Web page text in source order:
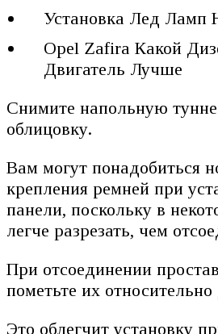
Установка Лед Ламп
Opel Zafira Какой
Двигатель Лучше
Снимите напольную
облицовку.
Вам могут понадобиться
крепления ремней при
панели, поскольку в
легче разрезать, чем
При отсоединении
пометьте их
Это облегчит установку